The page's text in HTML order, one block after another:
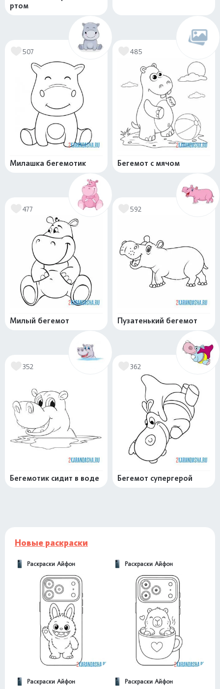
ртом
507
Милашка бегемотик
485
Бегемот с мячом
477
Милый бегемот
592
Пузатенький бегемот
352
Бегемотик сидит в воде
362
Бегемот супергерой
Новые раскраски
Раскраски Айфон Раскраски Айфон
Раскраски Айфон Раскраски Айфон